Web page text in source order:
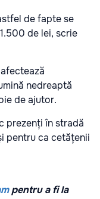
de fapte se
de lei, scrie
nedreaptă
de ajutor.
prezenți în stradă
pentru ca cetățenii
pentru a fi la